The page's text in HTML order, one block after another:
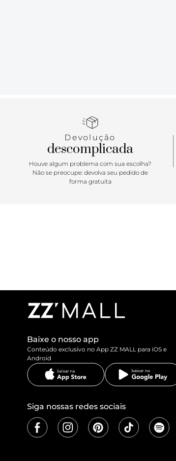
Devolução
descomplicada
Houve algum problema com sua escolha?
Não se preocupe: devolva seu pedido de
forma gratuita
Baixe o nosso app
Conteúdo exclusivo no App ZZ MALL para iOS e
Android
Siga nossas redes sociais